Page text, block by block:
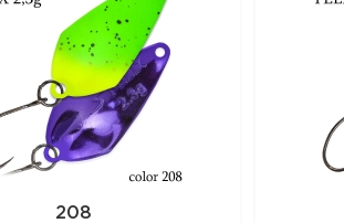
208